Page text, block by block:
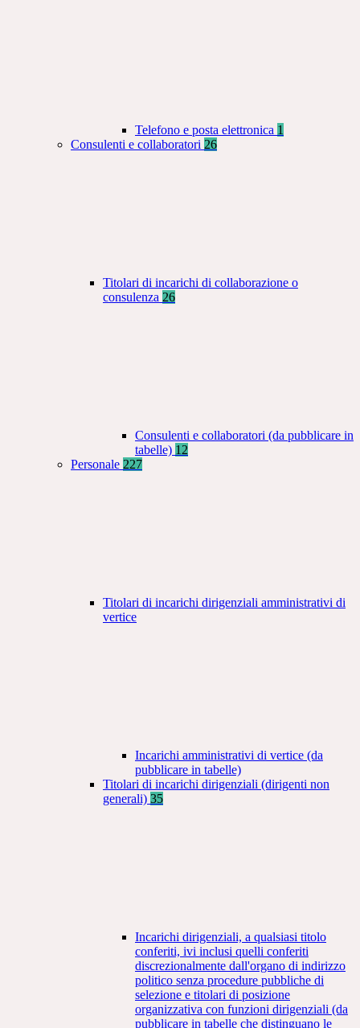
Telefono e posta elettronica 1
Consulenti e collaboratori 26
Titolari di incarichi di collaborazione o
consulenza 26
Consulenti e collaboratori (da pubblicare in
tabelle) 12
Personale 227
Titolari di incarichi dirigenziali amministrativi di
vertice
Incarichi amministrativi di vertice (da
pubblicare in tabelle)
Titolari di incarichi dirigenziali (dirigenti non
generali) 35
Incarichi dirigenziali, a qualsiasi titolo
conferiti, ivi inclusi quelli conferiti
discrezionalmente dall'organo di indirizzo
politico senza procedure pubbliche di
selezione e titolari di posizione
organizzativa con funzioni dirigenziali (da
pubblicare in tabelle che distinguano le